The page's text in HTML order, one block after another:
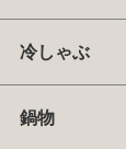
冷しゃぶ
鍋物